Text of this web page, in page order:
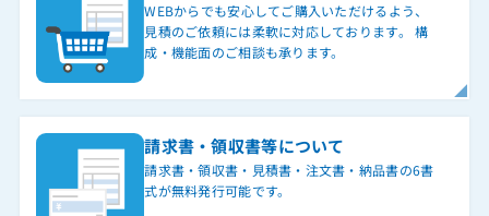
WEBからでも安心してご購入いただけるよう、
見積のご依頼には柔軟に対応しております。 構
成・機能面のご相談も承ります。
請求書・領収書等について
請求書・領収書・見積書・注文書・納品書の6書
式が無料発行可能です。